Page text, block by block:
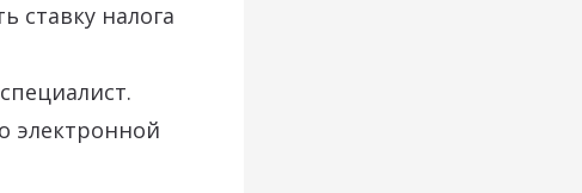
ставку налога
электронной